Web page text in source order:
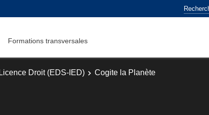
Formations transversales
Licence Droit (EDS-IED) Cogite la Planète